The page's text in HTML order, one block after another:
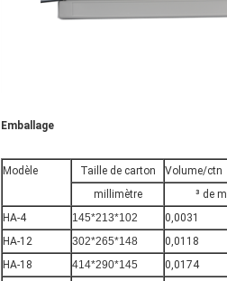
Emballage
Modèle Taille de carton Volume/ctn
millimètre
³ de m
HA-4
145*213*102 0,0031
HA-12
302*265*148 0,0118
HA-18
414*290*145 0,0174